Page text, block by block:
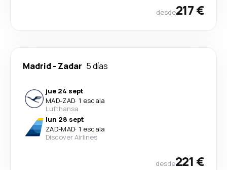
desde217 €
Madrid- Zadar 5 días
jue 24 sept
MAD-ZAD· 1 escala
Lufthansa
lun 28 sept
ZAD-MAD· 1 escala
Discover Airlines
desde221 €